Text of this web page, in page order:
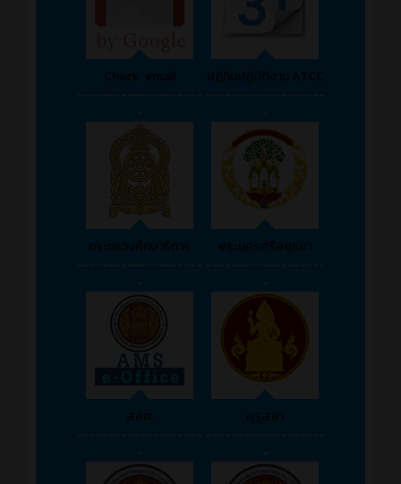
Check email
ปฏิทินปฏิบัติงาน ATCC
--------------------
-
-------------------
-
กระทรวงศึกษาธิการ
พระนครศรีอยุธยา
--------------------
-
-------------------
-
สอศ.
คุรุสภา
--------------------
-
-------------------
-